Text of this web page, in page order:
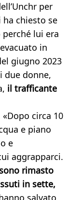
per
chiesto se
lui era
in
giugno 2023
due donne,
il trafficante
circa 10
e piano
e
aggrapparci.
rimasto
in sette,
salvato